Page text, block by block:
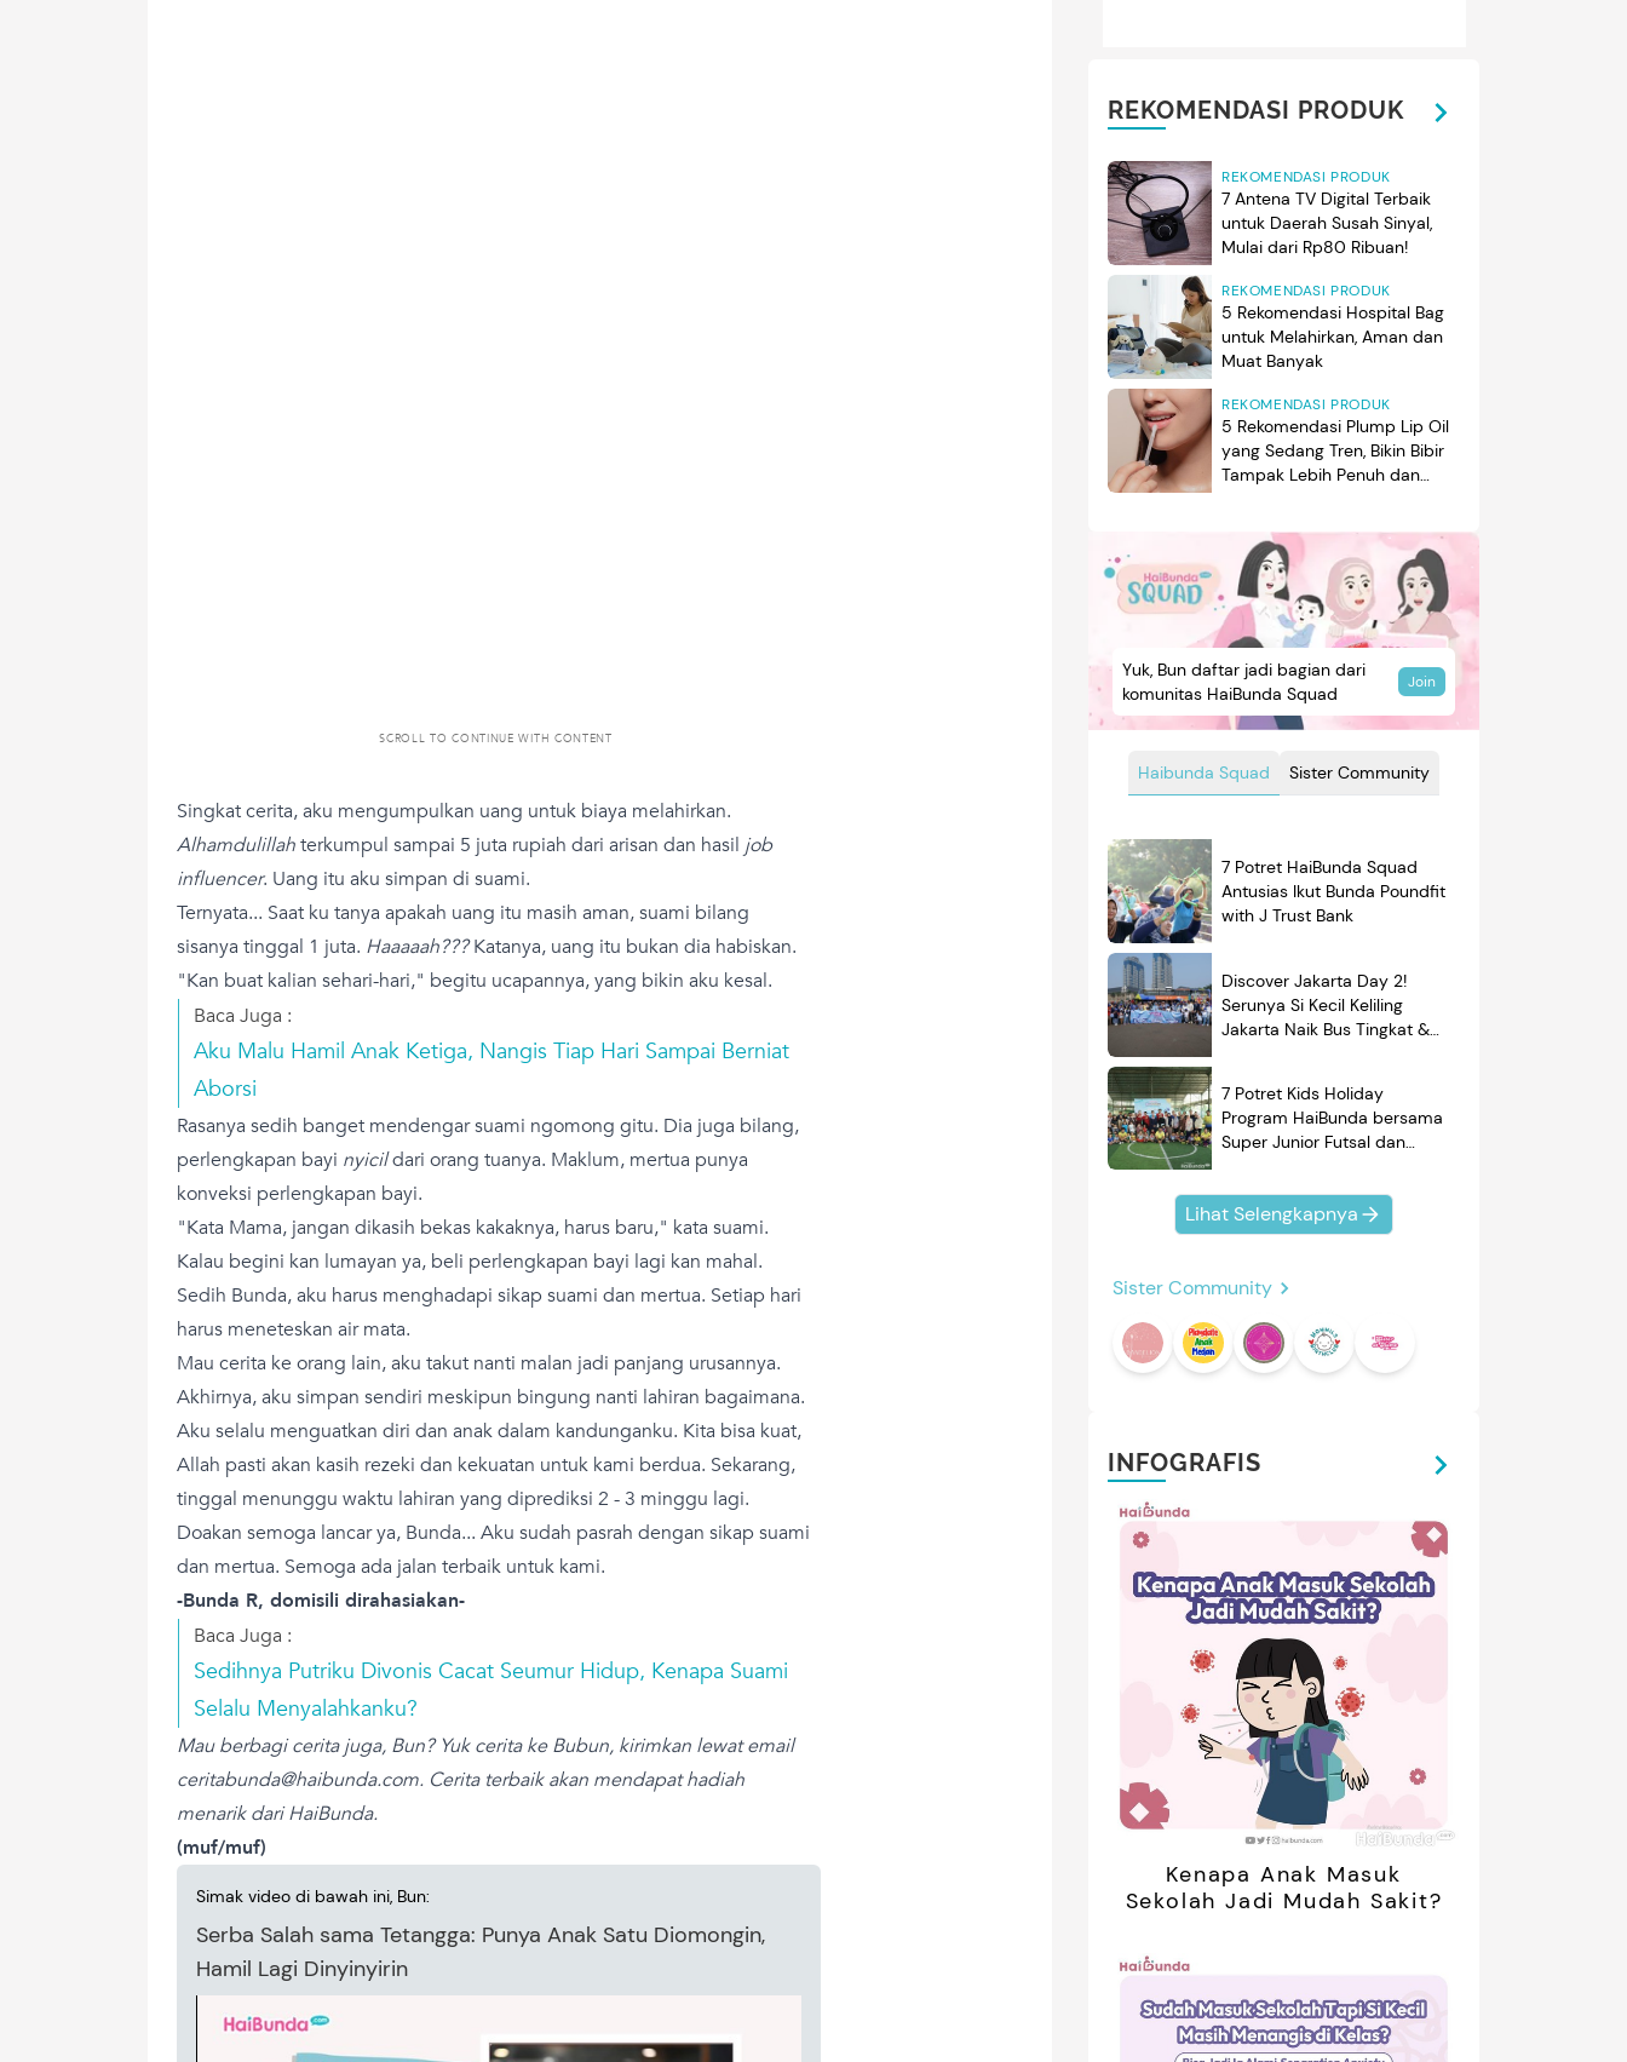
SCROLL TO CONTINUE WITH CONTENT
Singkat cerita, aku mengumpulkan uang untuk biaya melahirkan.
Alhamdulillahterkumpul sampai 5 juta rupiah dari arisan dan hasil job
influencer. Uang itu aku simpan di suami.
Ternyata... Saat ku tanya apakah uang itu masih aman, suami bilang
sisanya tinggal 1 juta. Haaaaah???Katanya, uang itu bukan dia habiskan.
"Kan buat kalian sehari-hari," begitu ucapannya, yang bikin aku kesal.
Baca Juga :
Aku Malu Hamil Anak Ketiga, Nangis Tiap Hari Sampai Berniat
Aborsi
Rasanya sedih banget mendengar suami ngomong gitu. Dia juga bilang,
perlengkapan bayi nyicildari orang tuanya. Maklum, mertua punya
konveksi perlengkapan bayi.
"Kata Mama, jangan dikasih bekas kakaknya, harus baru," kata suami.
Kalau begini kan lumayan ya, beli perlengkapan bayi lagi kan mahal.
Sedih Bunda, aku harus menghadapi sikap suami dan mertua. Setiap hari
harus meneteskan air mata.
Mau cerita ke orang lain, aku takut nanti malan jadi panjang urusannya.
Akhirnya, aku simpan sendiri meskipun bingung nanti lahiran bagaimana.
Aku selalu menguatkan diri dan anak dalam kandunganku. Kita bisa kuat,
Allah pasti akan kasih rezeki dan kekuatan untuk kami berdua. Sekarang,
tinggal menunggu waktu lahiran yang diprediksi 2 - 3 minggu lagi.
Doakan semoga lancar ya, Bunda... Aku sudah pasrah dengan sikap suami
dan mertua. Semoga ada jalan terbaik untuk kami.
-Bunda R, domisili dirahasiakan-
Baca Juga :
Sedihnya Putriku Divonis Cacat Seumur Hidup, Kenapa Suami
Selalu Menyalahkanku?
Mau berbagi cerita juga, Bun? Yuk cerita ke Bubun, kirimkan lewat email
ceritabunda@haibunda.com. Cerita terbaik akan mendapat hadiah
menarik dari HaiBunda.
(muf/muf)
Simak video di bawah ini, Bun:
Serba Salah sama Tetangga: Punya Anak Satu Diomongin,
Hamil Lagi Dinyinyirin
REKOMENDASI PRODUK
REKOMENDASI PRODUK
7 Antena TV Digital Terbaik
untuk Daerah Susah Sinyal,
Mulai dari Rp80 Ribuan!
REKOMENDASI PRODUK
5 Rekomendasi Hospital Bag
untuk Melahirkan, Aman dan
Muat Banyak
REKOMENDASI PRODUK
5 Rekomendasi Plump Lip Oil
yang Sedang Tren, Bikin Bibir
Tampak Lebih Penuh dan
Haibunda Squad Sister Community
Yuk, Bun daftar jadi bagian dari
komunitas HaiBunda Squad
Join
7 Potret HaiBunda Squad
Antusias Ikut Bunda Poundfit
with J Trust Bank
Discover Jakarta Day 2!
Serunya Si Kecil Keliling
Jakarta Naik Bus Tingkat &
7 Potret Kids Holiday
Program HaiBunda bersama
Super Junior Futsal dan
Kompak Banget!
Lihat Selengkapnya
Sister Community
INFOGRAFIS
Kenapa Anak Masuk
Sekolah Jadi Mudah Sakit?